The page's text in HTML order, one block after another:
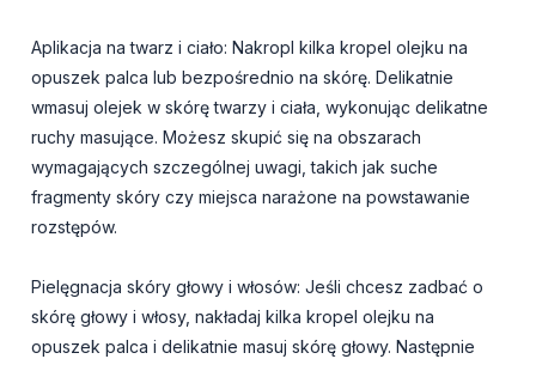
Aplikacja na twarz i ciało: Nakropl kilka kropel olejku na
opuszek palca lub bezpośrednio na skórę. Delikatnie
wmasuj olejek w skórę twarzy i ciała, wykonując delikatne
ruchy masujące. Możesz skupić się na obszarach
wymagających szczególnej uwagi, takich jak suche
fragmenty skóry czy miejsca narażone na powstawanie
rozstępów.
Pielęgnacja skóry głowy i włosów: Jeśli chcesz zadbać o
skórę głowy i włosy, nakładaj kilka kropel olejku na
opuszek palca i delikatnie masuj skórę głowy. Następnie